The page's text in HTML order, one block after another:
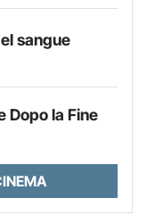
sangue
Dopo la Fine